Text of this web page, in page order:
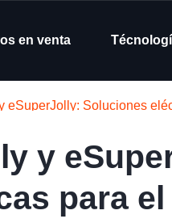
en venta
eSuperJolly: Soluciones
y
para